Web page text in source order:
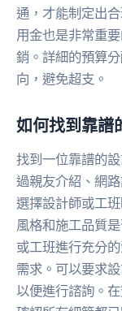
通，才能制定出
用金也是非常重
銷。詳細的預算
向，避免超支。
如何找到靠譜
找到一位靠譜的
過親友介紹、網
選擇設計師或工
風格和施工品質
或工班進行充分
需求。可以要求
以便進行諮詢。